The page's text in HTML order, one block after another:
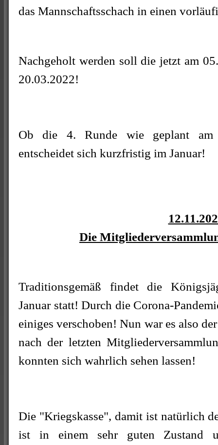
das Mannschaftsschach in einen
Nachgeholt werden soll die jetzt am
20.03.2022!
Ob die 4. Runde wie geplant am
entscheidet sich kurzfristig im Januar!
Die
Traditionsgemäß findet die
Januar statt! Durch die Corona-
einiges verschoben! Nun war es also
nach der letzten
konnten sich wahrlich sehen lassen!
Die "Kriegskasse", damit ist natürlich
ist in einem sehr guten Zustand